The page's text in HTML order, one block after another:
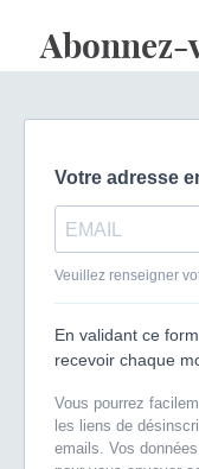
Abonnez-